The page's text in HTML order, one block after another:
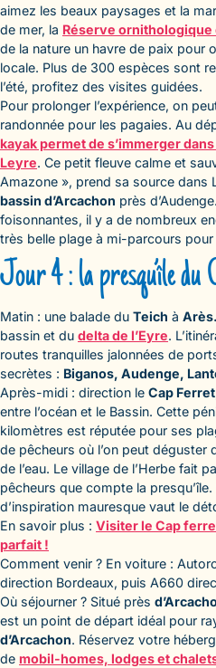
aimez les beaux paysages et la
de mer, la Réserve ornithologique
de la nature un havre de paix pour
locale. Plus de 300 espèces sont
l’été, profitez des visites guidées.
Pour prolonger l’expérience, on
randonnée pour les pagaies. Au
kayak permet de s’immerger
Leyre. Ce petit fleuve calme et
Amazone », prend sa source dans
bassin d’Arcachon près
foisonnantes, il y a de nombreux
très belle plage à mi-parcours pour
Jour 4 : la presqu’île du
Matin : une balade du Teich à Arès.
bassin et du delta de l’Eyre.
routes tranquilles jalonnées de
secrètes : Biganos, Audenge,
Après-midi : direction le Cap Ferret
entre l’océan et le Bassin. Cette
kilomètres est réputée pour ses
de pêcheurs où l’on peut déguster
de l’eau. Le village de l’Herbe fait
pêcheurs que compte la presqu’île.
d’inspiration mauresque vaut le
En savoir plus : Visiter le Cap
parfait !
Comment venir ? En voiture :
direction Bordeaux, puis A660
Où séjourner ? Situé près
est un point de départ idéal pour
d’Arcachon. Réservez votre
de mobil-homes, lodges et